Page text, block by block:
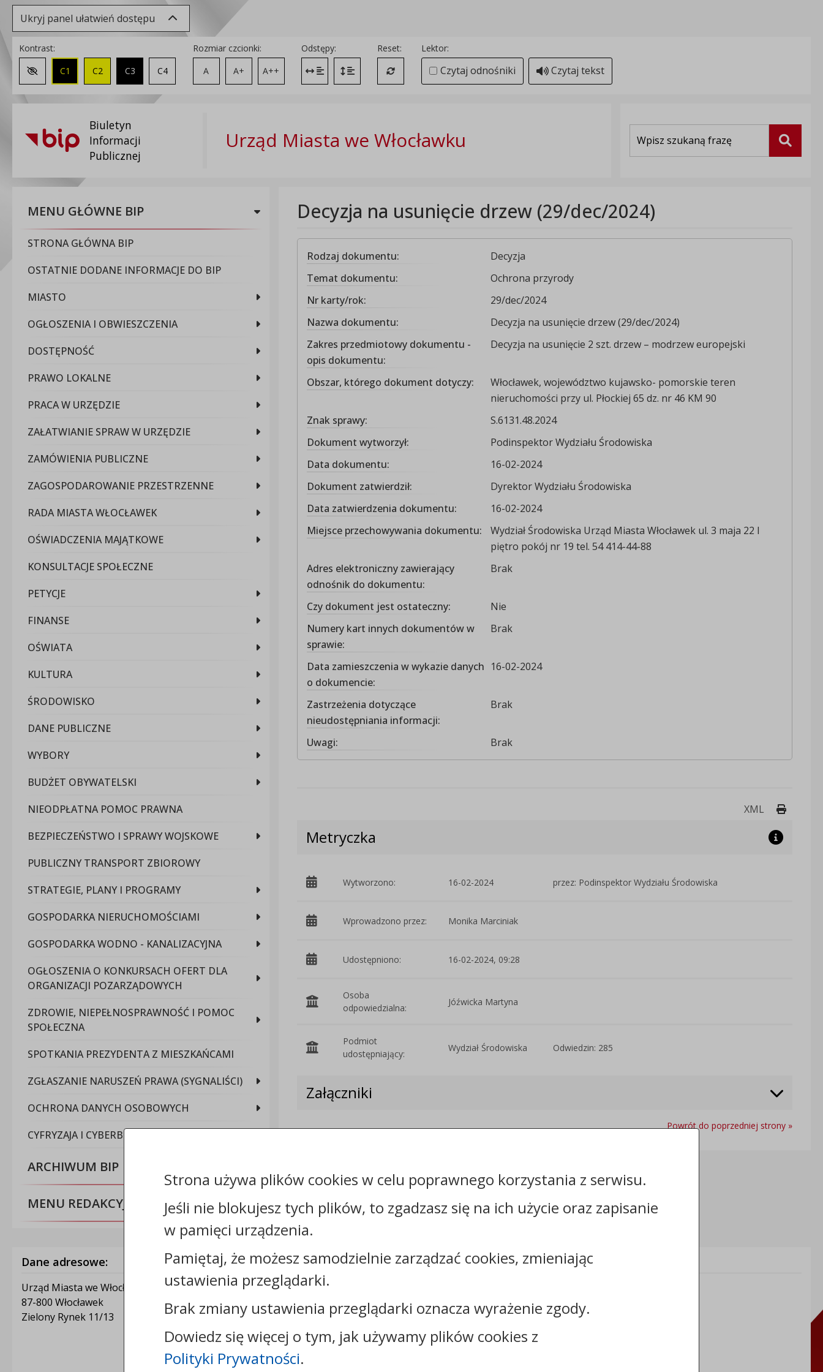
Ukryj panel ułatwień dostępu
Kontrast:
Zmień kontrast na domyślny
C1 C2 C3 C4
Rozmiar czcionki:
A
A+ A++
Odstępy:
Zmień odstęp między literami
Zmień interlinię i margines między paragrafami
Reset:
Przywróć ustawienia domyślne
Lektor:
Czytaj odnośniki Czytaj tekst
Biuletyn
Informacji
Publicznej
Urząd Miasta we Włocławku Szukaj
MENU GŁÓWNE BIP
STRONA GŁÓWNA BIP
OSTATNIE DODANE INFORMACJE DO BIP
MIASTO
OGŁOSZENIA I OBWIESZCZENIA
DOSTĘPNOŚĆ
PRAWO LOKALNE
PRACA W URZĘDZIE
ZAŁATWIANIE SPRAW W URZĘDZIE
ZAMÓWIENIA PUBLICZNE
ZAGOSPODAROWANIE PRZESTRZENNE
RADA MIASTA WŁOCŁAWEK
OŚWIADCZENIA MAJĄTKOWE
KONSULTACJE SPOŁECZNE
PETYCJE
FINANSE
OŚWIATA
KULTURA
ŚRODOWISKO
DANE PUBLICZNE
WYBORY
BUDŻET OBYWATELSKI
NIEODPŁATNA POMOC PRAWNA
BEZPIECZEŃSTWO I SPRAWY WOJSKOWE
PUBLICZNY TRANSPORT ZBIOROWY
STRATEGIE, PLANY I PROGRAMY
GOSPODARKA NIERUCHOMOŚCIAMI
GOSPODARKA WODNO - KANALIZACYJNA
OGŁOSZENIA O KONKURSACH OFERT DLA
ORGANIZACJI POZARZĄDOWYCH
ZDROWIE, NIEPEŁNOSPRAWNOŚĆ I POMOC
SPOŁECZNA
SPOTKANIA PREZYDENTA Z MIESZKAŃCAMI
ZGŁASZANIE NARUSZEŃ PRAWA (SYGNALIŚCI)
OCHRONA DANYCH OSOBOWYCH
CYFRYZAJA I CYBERBEZPIECZEŃSTWO
ARCHIWUM BIP
MENU REDAKCYJNE
Decyzja na usunięcie drzew (29/dec/2024)
Rodzaj dokumentu:
Decyzja
Temat dokumentu:
Ochrona przyrody
Nr karty/rok:
29/dec/2024
Nazwa dokumentu:
Decyzja na usunięcie drzew (29/dec/2024)
Zakres przedmiotowy dokumentu -
opis dokumentu:
Decyzja na usunięcie 2 szt. drzew – modrzew europejski
Obszar, którego dokument dotyczy:
Włocławek, województwo kujawsko- pomorskie teren
nieruchomości przy ul. Płockiej 65 dz. nr 46 KM 90
Znak sprawy:
S.6131.48.2024
Dokument wytworzył:
Podinspektor Wydziału Środowiska
Data dokumentu:
16-02-2024
Dokument zatwierdził:
Dyrektor Wydziału Środowiska
Data zatwierdzenia dokumentu:
16-02-2024
Miejsce przechowywania dokumentu:
Wydział Środowiska Urząd Miasta Włocławek ul. 3 maja 22 I
piętro pokój nr 19 tel. 54 414-44-88
Adres elektroniczny zawierający
odnośnik do dokumentu:
Brak
Czy dokument jest ostateczny:
Nie
Numery kart innych dokumentów w
sprawie:
Brak
Data zamieszczenia w wykazie danych
o dokumencie:
16-02-2024
Zastrzeżenia dotyczące
nieudostępniania informacji:
Brak
Uwagi: Brak
XML Drukuj
Metryczka
Wytworzono: 16-02-2024 przez: Podinspektor Wydziału Środowiska
Wprowadzono przez: Monika Marciniak
Udostępniono: 16-02-2024, 09:28
Osoba
odpowiedzialna:
Jóźwicka Martyna
Podmiot
udostępniający:
Wydział Środowiska Odwiedzin: 285
Załączniki
Powrót do poprzedniej strony »
Dane adresowe:
Urząd Miasta we Włocławku
87-800 Włocławek
Zielony Rynek 11/13
Kontakt:
tel.:+48544144000
faks: +48544144444
e-mail:poczta@um.wloclawek.pl
skrytka ePUAP: /umwloclawek/SkrytkaESP lub
/umwloclawek/skrytka
strona www:
Informacje dodatkowe:
REGON: 910866910
TERYT: 0464011
Strona używa plików cookies w celu poprawnego korzystania z serwisu.
Jeśli nie blokujesz tych plików, to zgadzasz się na ich użycie oraz zapisanie
w pamięci urządzenia.
Pamiętaj, że możesz samodzielnie zarządzać cookies, zmieniając
ustawienia przeglądarki.
Brak zmiany ustawienia przeglądarki oznacza wyrażenie zgody.
Dowiedz się więcej o tym, jak używamy plików cookies z
Polityki Prywatności.